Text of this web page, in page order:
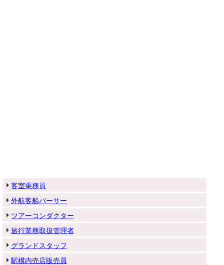
客室乗務員
外航客船パーサー
ツアーコンダクター
旅行業務取扱管理者
グランドスタッフ
駅構内売店販売員